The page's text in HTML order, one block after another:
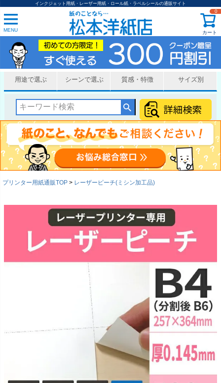
インクジェット用紙・レーザー用紙・ロール紙・ラベルシールの通販サイト
MENU カート
0
用途で選ぶ シーンで選ぶ 質感・特徴 サイズ別
プリンター用紙通販TOP レーザーピーチ(ミシン加工品)